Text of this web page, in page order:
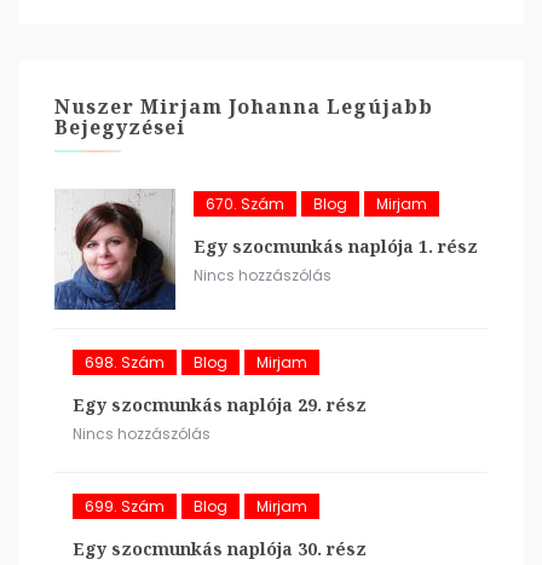
Nuszer Mirjam Johanna Legújabb
Bejegyzései
670. Szám Blog Mirjam
Egy szocmunkás naplója 1. rész
Nincs hozzászólás
698. Szám Blog Mirjam
Egy szocmunkás naplója 29. rész
Nincs hozzászólás
699. Szám Blog Mirjam
Egy szocmunkás naplója 30. rész